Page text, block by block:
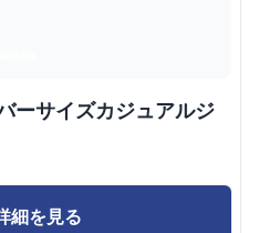
ーサイズカジュアルジ
細を見る